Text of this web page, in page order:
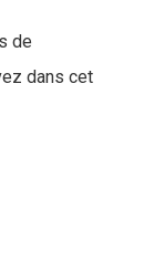
de
dans cet